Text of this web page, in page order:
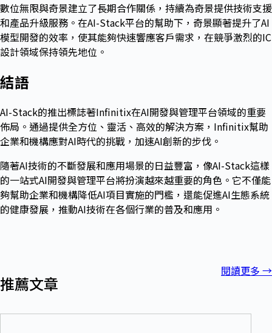
數位無限與奇景建立了長期合作關係，持續為奇景提供技術支援
和產品升級服務。在AI-Stack平台的幫助下，奇景顯著提升了AI
模型開發的效率，使其能夠快速響應客戶需求，在競爭激烈的IC
設計領域保持領先地位。
結語
AI-Stack的推出標誌著Infinitix在AI開發與管理平台領域的重要
佈局。通過提供全方位、靈活、高效的解決方案，Infinitix幫助
企業和機構應對AI時代的挑戰，加速AI創新的步伐。
隨著AI技術的不斷發展和應用場景的日益豐富，像AI-Stack這樣
的一站式AI開發與管理平台將扮演越來越重要的角色。它不僅能
夠幫助企業和機構降低AI項目實施的門檻，還能促進AI生態系統
的健康發展，推動AI技術在各個行業的普及和應用。
推薦文章
閱讀更多 →